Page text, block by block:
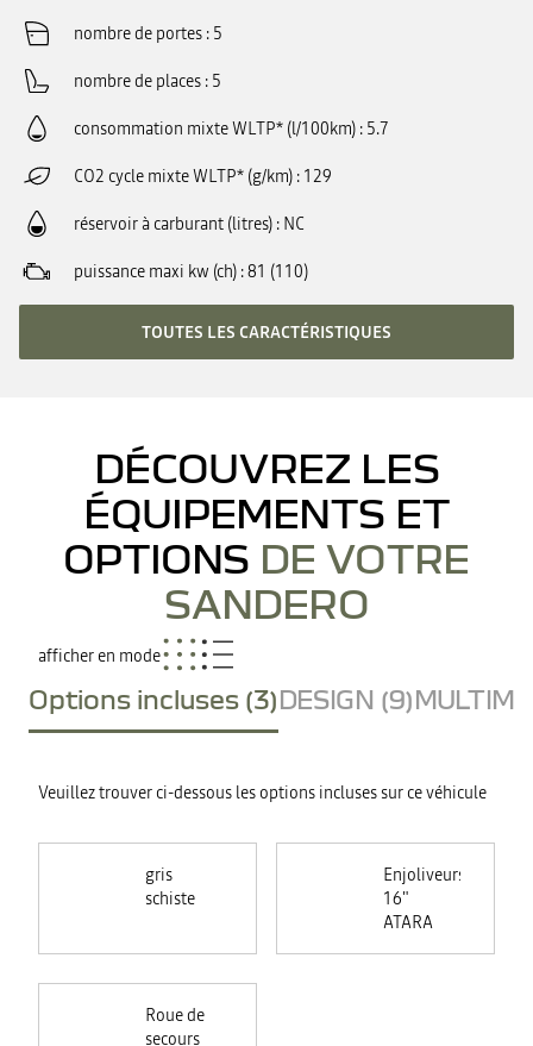
nombre de portes 5
nombre de places 5
consommation mixte WLTP* (l/100km) 5.7
CO2 cycle mixte WLTP* (g/km) 129
réservoir à carburant (litres) NC
puissance maxi kw (ch) 81 (110)
TOUTES LES CARACTÉRISTIQUES
DÉCOUVREZ LES
ÉQUIPEMENTS ET
OPTIONS DE VOTRE
SANDERO
afficher en mode
Options incluses (3)DESIGN (9)
Veuillez trouver ci-dessous les options incluses sur ce véhicule
gris
schiste
Enjoliveurs
16"
ATARA
Roue de
secours